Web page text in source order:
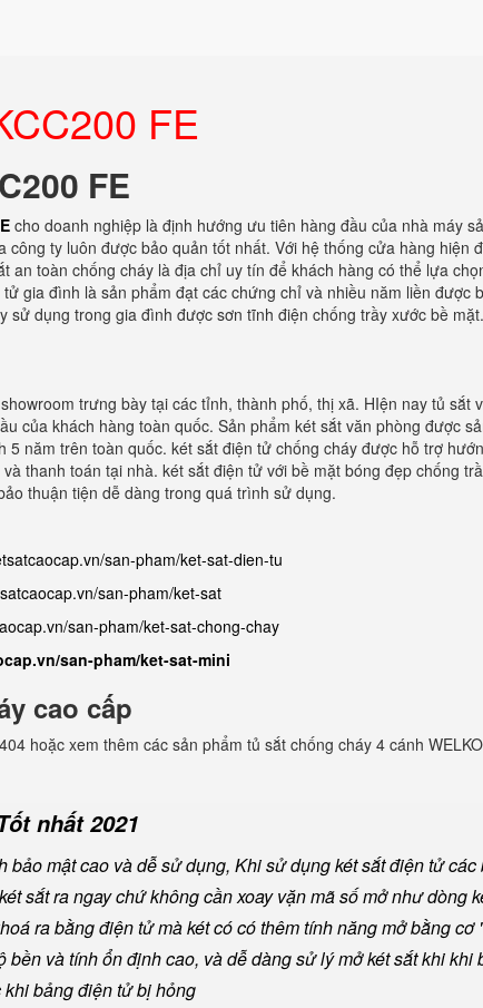
FE
FE
cho doanh nghiệp là định hướng ưu tiên hàng đầu của nhà máy
ty luôn được bảo quản tốt nhất. Với hệ thống cửa hàng hiện
an toàn chống cháy là địa chỉ uy tín để khách hàng có thể lựa
gia đình là sản phẩm đạt các chứng chỉ và nhiều năm liền được
sử dụng trong gia đình được sơn tĩnh điện chống trầy xước bề
trưng bày tại các tỉnh, thành phố, thị xã. HIện nay tủ sắt
của khách hàng toàn quốc. Sản phẩm két sắt văn phòng được
năm trên toàn quốc. két sắt điện tử chống cháy được hỗ trợ
thanh toán tại nhà. két sắt điện tử với bề mặt bóng đẹp chống
thuận tiện dễ dàng trong quá trình sử dụng.
san-pham/ket-sat-dien-tu
san-pham/ket-sat
san-pham/ket-sat-chong-chay
san-pham/ket-sat-mini
cao cấp
hoặc xem thêm các sản phẩm tủ sắt chống cháy 4 cánh
nhất 2021
mật cao và dễ sử dụng, Khi sử dụng két sắt điện tử các
sắt ra ngay chứ không cần xoay vặn mã số mở như dòng
ra bằng điện tử mà két có có thêm tính năng mở bằng cơ
và tính ổn định cao, và dễ dàng sử lý mở két sắt khi khi
khi bảng điện tử bị hỏng